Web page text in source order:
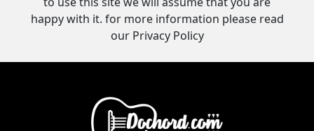
happy with it. for more information please read
our Privacy Policy